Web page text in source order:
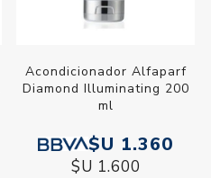
Acondicionador Alfaparf
Diamond Illuminating 200
ml
$U 1.360
$U 1.600